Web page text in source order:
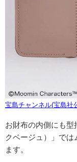
宝島チャンネル(宝島社
お財布の内側にも型
クベージュ）」では
ます。